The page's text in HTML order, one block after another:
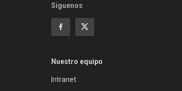
Siguenos
Nuestro equipo
Intranet